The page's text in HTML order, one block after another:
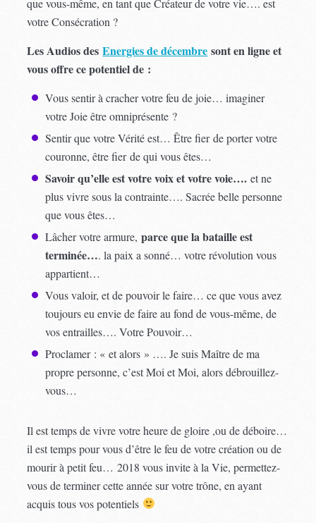
que vous-même, en tant que Créateur de votre vie…. est
votre Consécration ?
Les Audios desEnergies de décembre sont en ligne et
vous offre ce potentiel de :
Vous sentir à cracher votre feu de joie… imaginer
votre Joie être omniprésente ?
Sentir que votre Vérité est… Être fier de porter votre
couronne, être fier de qui vous êtes…
Savoir qu’elle est votre voix et votre voie…. et ne
plus vivre sous la contrainte…. Sacrée belle personne
que vous êtes…
Lâcher votre armure, parce que la bataille est
terminée…. la paix a sonné… votre révolution vous
appartient…
Vous valoir, et de pouvoir le faire… ce que vous avez
toujours eu envie de faire au fond de vous-même, de
vos entrailles…. Votre Pouvoir…
Proclamer : « et alors » …. Je suis Maître de ma
propre personne, c’est Moi et Moi, alors débrouillez-
vous…
Il est temps de vivre votre heure de gloire ,ou de déboire…
il est temps pour vous d’être le feu de votre création ou de
mourir à petit feu… 2018 vous invite à la Vie, permettez-
vous de terminer cette année sur votre trône, en ayant
acquis tous vos potentiels